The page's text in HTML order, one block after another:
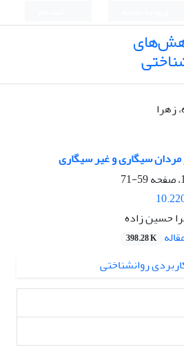
زهرا
سیگاری و غیر سیگاری
59-71
حسین زاده
398.28 K